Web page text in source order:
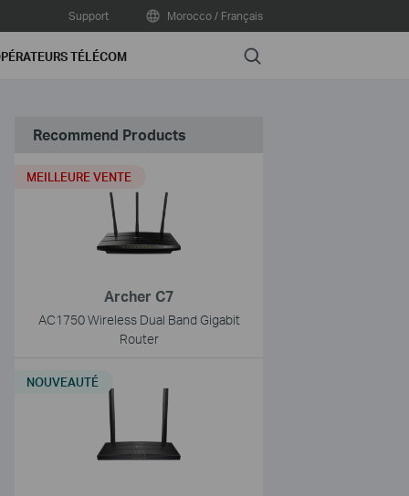
Support Morocco / Français
TÉLÉCOM Search
Recommend Products
Archer C7
AC1750 Wireless Dual Band Gigabit
Router
MEILLEURE VENTE
NOUVEAUTÉ